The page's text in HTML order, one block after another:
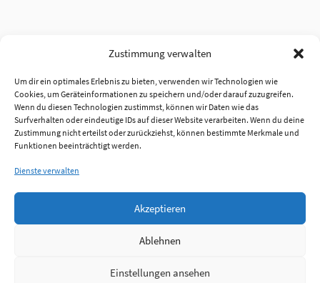
Zustimmung verwalten
Um dir ein optimales Erlebnis zu bieten, verwenden wir Technologien wie
Cookies, um Geräteinformationen zu speichern und/oder darauf zuzugreifen.
Wenn du diesen Technologien zustimmst, können wir Daten wie das
Surfverhalten oder eindeutige IDs auf dieser Website verarbeiten. Wenn du deine
Zustimmung nicht erteilst oder zurückziehst, können bestimmte Merkmale und
Funktionen beeinträchtigt werden.
Dienste verwalten
Akzeptieren
Ablehnen
Einstellungen ansehen
Anmelden